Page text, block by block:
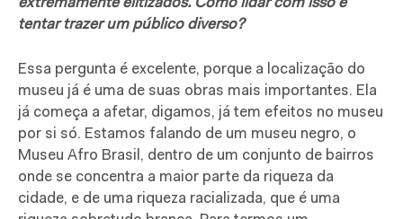
extremamente elitizados. Como lidar com isso e
tentar trazer um público diverso?
Essa pergunta é excelente, porque a localização do
museu já é uma de suas obras mais importantes. Ela
já começa a afetar, digamos, já tem efeitos no museu
por si só. Estamos falando de um museu negro, o
Museu Afro Brasil, dentro de um conjunto de bairros
onde se concentra a maior parte da riqueza da
cidade, e de uma riqueza racializada, que é uma